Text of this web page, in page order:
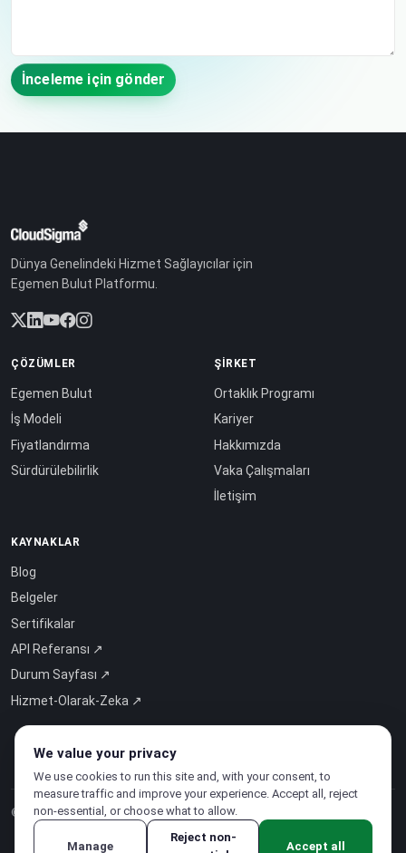
İnceleme için gönder
Dünya Genelindeki Hizmet Sağlayıcılar için
Egemen Bulut Platformu.
ÇÖZÜMLER
Egemen Bulut
İş Modeli
Fiyatlandırma
Sürdürülebilirlik
ŞIRKET
Ortaklık Programı
Kariyer
Hakkımızda
Vaka Çalışmaları
İletişim
KAYNAKLAR
Blog
Belgeler
Sertifikalar
API Referansı ↗
Durum Sayfası ↗
Hizmet-Olarak-Zeka ↗
© 2026 CloudSigma Holding AG.Tüm hakları saklıdır
We value your privacy
We use cookies to run this site and, with your consent, to
measure traffic and improve your experience. Accept all, reject
non-essential, or choose what to allow.
Manage
Reject non-
Accept all